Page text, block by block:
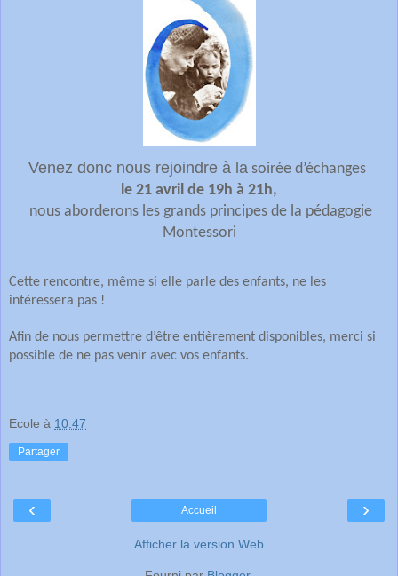
Venez donc nous rejoindre à la soirée d’échanges
le 21 avril de 19h à 21h,
nous aborderons les grands principes de la pédagogie
Montessori
Cette rencontre, même si elle parle des enfants, ne les
intéressera pas !
Afin de nous permettre d’être entièrement disponibles, merci si
possible de ne pas venir avec vos enfants.
Ecole à 10:47
Partager
‹ ›
Accueil
Afficher la version Web